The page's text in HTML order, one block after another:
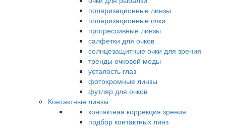
поляризационные линзы
поляризационные очки
прогрессивные линзы
салфетки для очков
солнцезащитные очки для зрения
тренды очковой моды
усталость глаз
фотохромные линзы
футляр для очков
Контактные линзы
контактная коррекция зрения
подбор контактных линз